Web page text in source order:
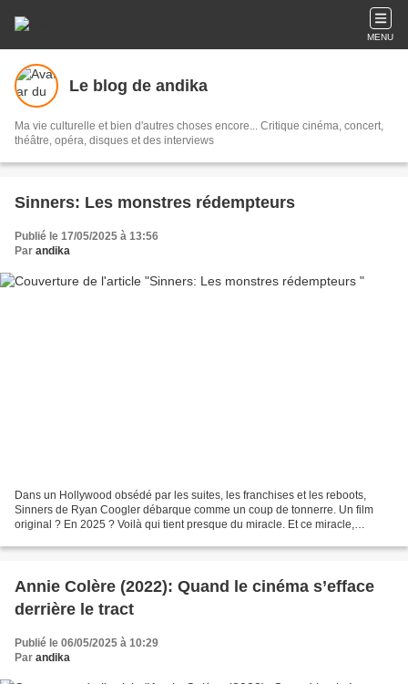
MENU
Le blog de andika
Ma vie culturelle et bien d'autres choses encore... Critique cinéma, concert,
théâtre, opéra, disques et des interviews
Sinners: Les monstres rédempteurs
Publié le 17/05/2025 à 13:56
Par andika
Dans un Hollywood obsédé par les suites, les franchises et les reboots,
Sinners de Ryan Coogler débarque comme un coup de tonnerre. Un film
original ? En 2025 ? Voilà qui tient presque du miracle. Et ce miracle,
Annie Colère (2022): Quand le cinéma s’efface
derrière le tract
Publié le 06/05/2025 à 10:29
Par andika